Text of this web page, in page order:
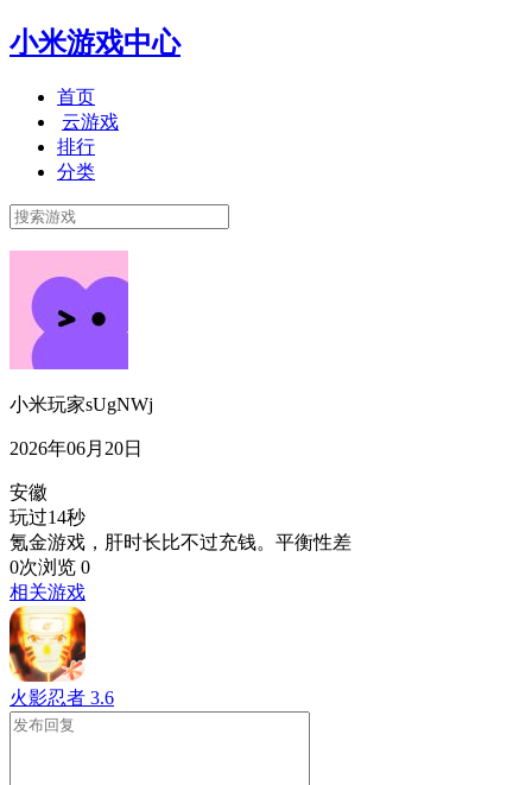
小米游戏中心
首页
云游戏
排行
分类
小米玩家sUgNWj
2026年06月20日
安徽
玩过14秒
氪金游戏，肝时长比不过充钱。平衡性差
0次浏览 0
相关游戏
火影忍者 3.6